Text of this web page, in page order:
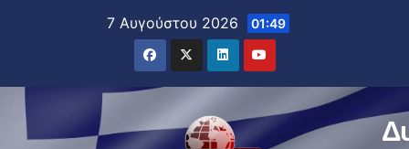
7 Αυγούστου 2026 01:49